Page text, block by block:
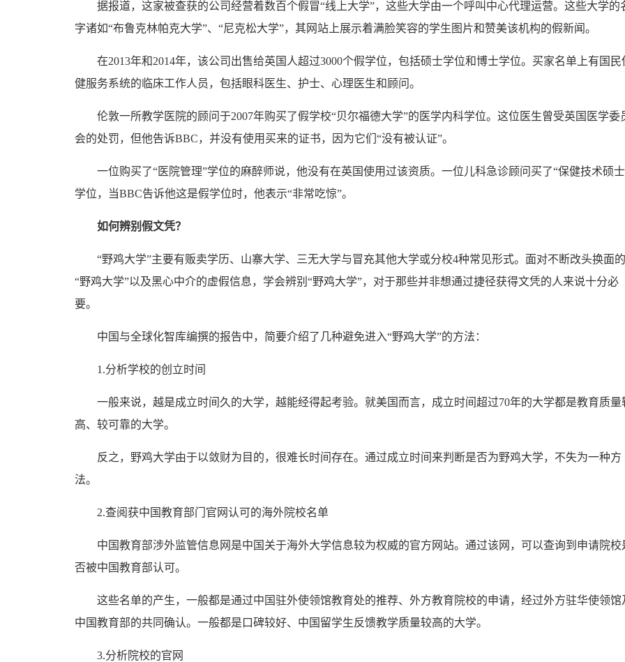
据报道，这家被查获的公司经营着数百个假冒“线上大学”，这些大学由一个呼叫中心代理运营。这些大学的
字诸如“布鲁克林帕克大学”、“尼克松大学”，其网站上展示着满脸笑容的学生图片和赞美该机构的假新闻。
在2013年和2014年，该公司出售给英国人超过3000个假学位，包括硕士学位和博士学位。买家名单上有国民
健服务系统的临床工作人员，包括眼科医生、护士、心理医生和顾问。
伦敦一所教学医院的顾问于2007年购买了假学校“贝尔福德大学”的医学内科学位。这位医生曾受英国医学委
会的处罚，但他告诉BBC，并没有使用买来的证书，因为它们“没有被认证”。
一位购买了“医院管理”学位的麻醉师说，他没有在英国使用过该资质。一位儿科急诊顾问买了“保健技术硕
学位，当BBC告诉他这是假学位时，他表示“非常吃惊”。
如何辨别假文凭？
“野鸡大学”主要有贩卖学历、山寨大学、三无大学与冒充其他大学或分校4种常见形式。面对不断改头换面的
“野鸡大学”以及黑心中介的虚假信息，学会辨别“野鸡大学”，对于那些并非想通过捷径获得文凭的人来说十分必
要。
中国与全球化智库编撰的报告中，简要介绍了几种避免进入“野鸡大学”的方法：
1.分析学校的创立时间
一般来说，越是成立时间久的大学，越能经得起考验。就美国而言，成立时间超过70年的大学都是教育质量
高、较可靠的大学。
反之，野鸡大学由于以敛财为目的，很难长时间存在。通过成立时间来判断是否为野鸡大学，不失为一种方
法。
2.查阅获中国教育部门官网认可的海外院校名单
中国教育部涉外监管信息网是中国关于海外大学信息较为权威的官方网站。通过该网，可以查询到申请院校
否被中国教育部认可。
这些名单的产生，一般都是通过中国驻外使领馆教育处的推荐、外方教育院校的申请，经过外方驻华使领馆
中国教育部的共同确认。一般都是口碑较好、中国留学生反馈教学质量较高的大学。
3.分析院校的官网